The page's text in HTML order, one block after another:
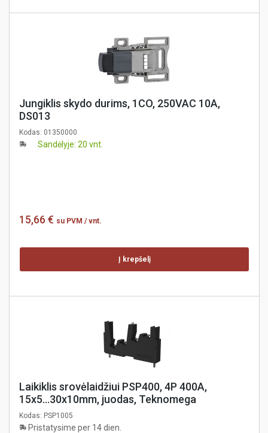
Jungiklis skydo durims, 1CO, 250VAC 10A,
DS013
Kodas: 01350000
Sandėlyje: 20 vnt.
15,66 € su PVM / vnt.
Į krepšelį
Laikiklis srovėlaidžiui PSP400, 4P 400A,
15x5...30x10mm, juodas, Teknomega
Kodas: PSP1005
Pristatysime per 14 dien.